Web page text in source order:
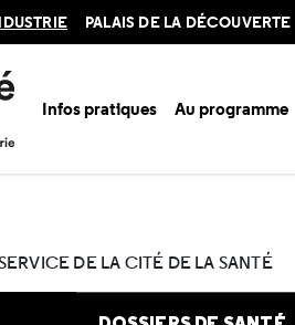
PALAIS DE LA DÉCOUVERTE
Infos pratiques Au programme
DE LA CITÉ DE LA SANTÉ